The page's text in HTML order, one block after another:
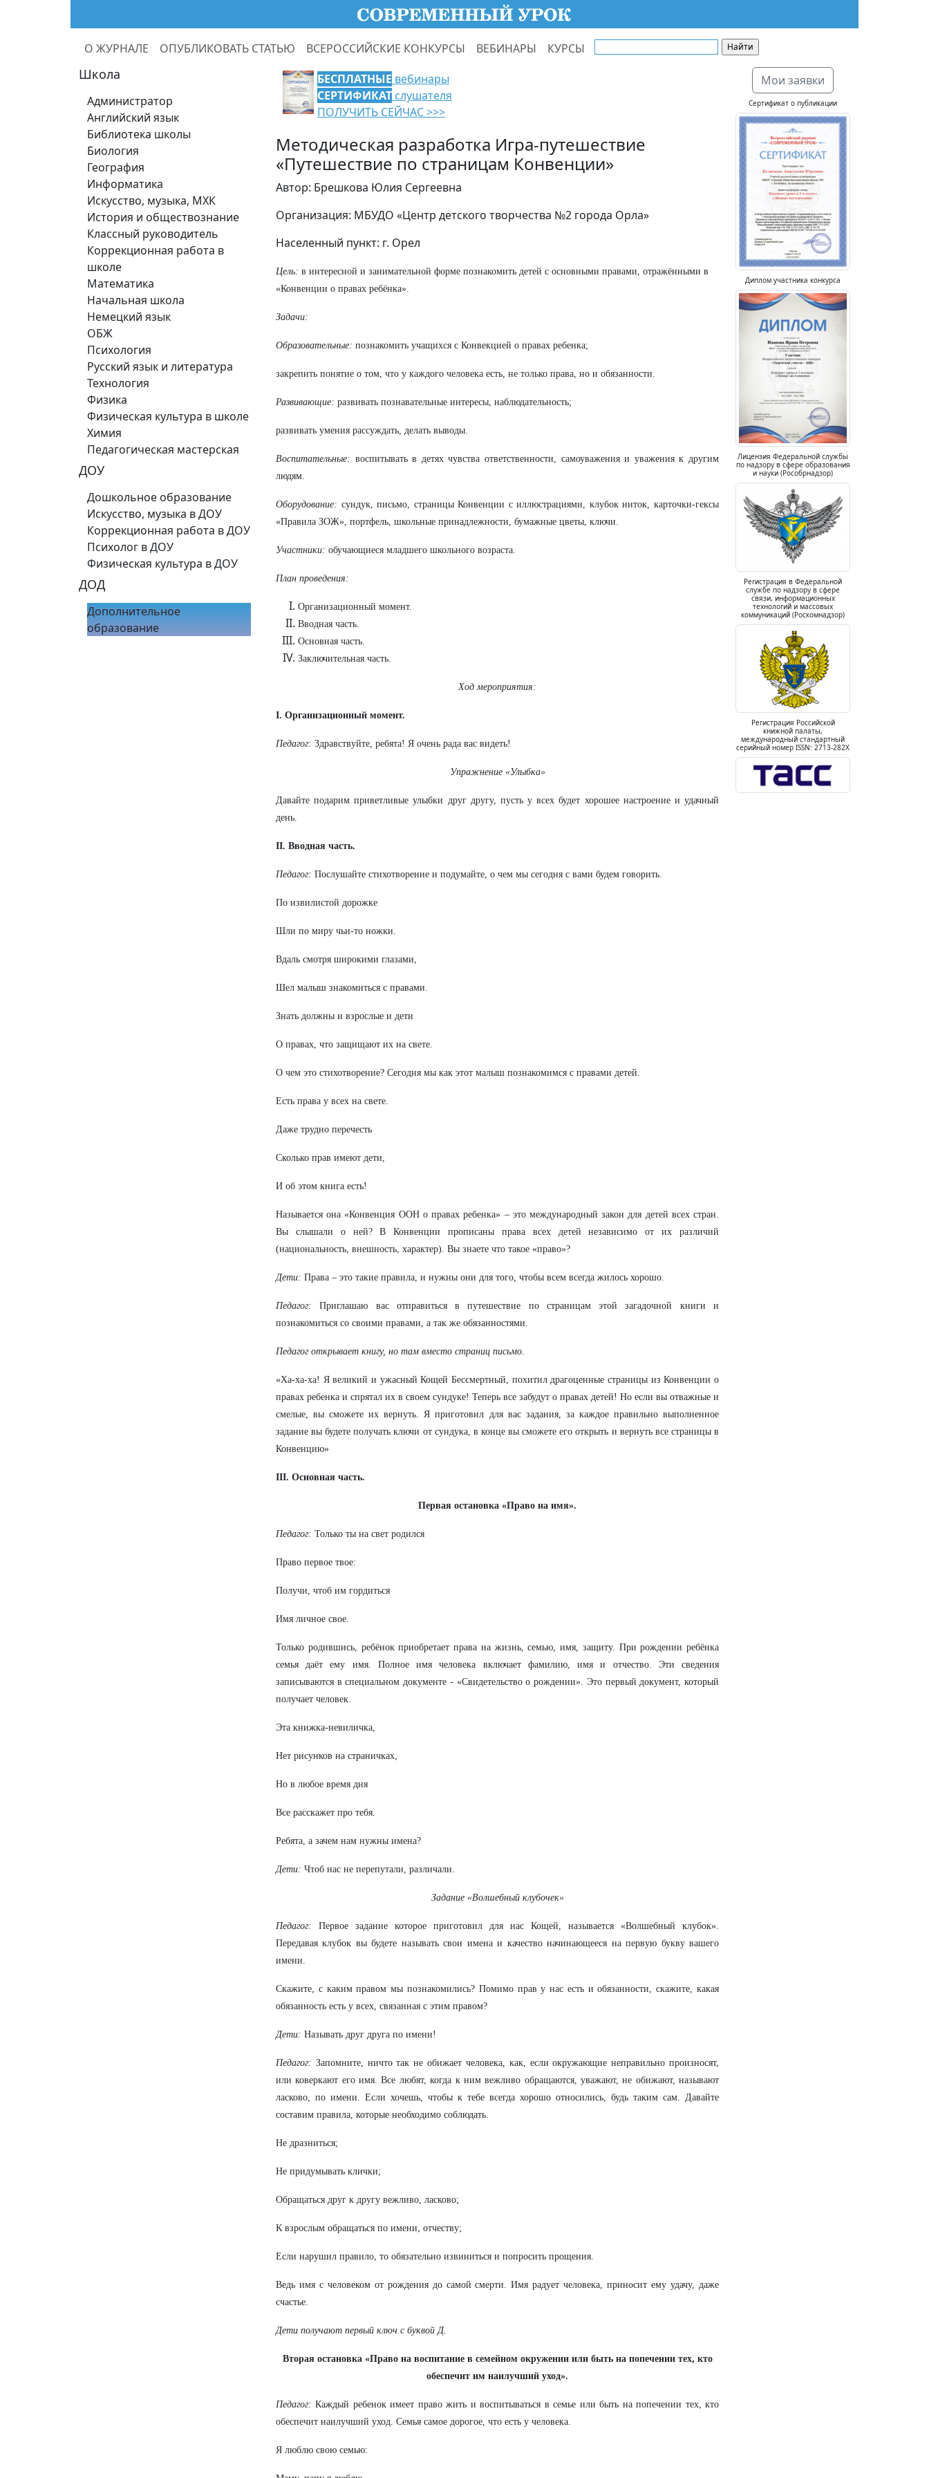
О ЖУРНАЛЕ ОПУБЛИКОВАТЬ СТАТЬЮ ВСЕРОССИЙСКИЕ КОНКУРСЫ ВЕБИНАРЫ КУРСЫ
Школа
Администратор
Английский язык
Библиотека школы
Биология
География
Информатика
Искусство, музыка, МХК
История и обществознание
Классный руководитель
Коррекционная работа в
школе
Математика
Начальная школа
Немецкий язык
ОБЖ
Психология
Русский язык и литература
Технология
Физика
Физическая культура в школе
Химия
Педагогическая мастерская
ДОУ
Дошкольное образование
Искусство, музыка в ДОУ
Коррекционная работа в ДОУ
Психолог в ДОУ
Физическая культура в ДОУ
ДОД
Дополнительное
образование
БЕСПЛАТНЫЕ вебинары
СЕРТИФИКАТ слушателя
ПОЛУЧИТЬ СЕЙЧАС >>>
Методическая разработка Игра-путешествие
«Путешествие по страницам Конвенции»
Автор: Брешкова Юлия Сергеевна
Организация: МБУДО «Центр детского творчества №2 города Орла»
Населенный пункт: г. Орел
Цель: в интересной и занимательной форме познакомить детей с основными правами, отражёнными в
«Конвенции о правах ребёнка».
Задачи:
Образовательные: познакомить учащихся с Конвекцией о правах ребенка;
закрепить понятие о том, что у каждого человека есть, не только права, но и обязанности.
Развивающие: развивать познавательные интересы, наблюдательность;
развивать умения рассуждать, делать выводы.
Воспитательные: воспитывать в детях чувства ответственности, самоуважения и уважения к другим
людям.
Оборудование: сундук, письмо, страницы Конвенции с иллюстрациями, клубок ниток, карточки-гексы
«Правила ЗОЖ», портфель, школьные принадлежности, бумажные цветы, ключи.
Участники: обучающиеся младшего школьного возраста.
План проведения:
Организационный момент.
Вводная часть.
Основная часть.
Заключительная часть.
Ход мероприятия:
I. Организационный момент.
Педагог: Здравствуйте, ребята! Я очень рада вас видеть!
Упражнение «Улыбка»
Давайте подарим приветливые улыбки друг другу, пусть у всех будет хорошее настроение и удачный
день.
II. Вводная часть.
Педагог: Послушайте стихотворение и подумайте, о чем мы сегодня с вами будем говорить.
По извилистой дорожке
Шли по миру чьи-то ножки.
Вдаль смотря широкими глазами,
Шел малыш знакомиться с правами.
Знать должны и взрослые и дети
О правах, что защищают их на свете.
О чем это стихотворение? Сегодня мы как этот малыш познакомимся с правами детей.
Есть права у всех на свете.
Даже трудно перечесть
Сколько прав имеют дети,
И об этом книга есть!
Называется она «Конвенция ООН о правах ребенка» – это международный закон для детей всех стран.
Вы слышали о ней? В Конвенции прописаны права всех детей независимо от их различий
(национальность, внешность, характер). Вы знаете что такое «право»?
Дети: Права – это такие правила, и нужны они для того, чтобы всем всегда жилось хорошо.
Педагог: Приглашаю вас отправиться в путешествие по страницам этой загадочной книги и
познакомиться со своими правами, а так же обязанностями.
Педагог открывает книгу, но там вместо страниц письмо.
«Ха-ха-ха! Я великий и ужасный Кощей Бессмертный, похитил драгоценные страницы из Конвенции о
правах ребенка и спрятал их в своем сундуке! Теперь все забудут о правах детей! Но если вы отважные и
смелые, вы сможете их вернуть. Я приготовил для вас задания, за каждое правильно выполненное
задание вы будете получать ключи от сундука, в конце вы сможете его открыть и вернуть все страницы в
Конвенцию»
III. Основная часть.
Первая остановка «Право на имя».
Педагог: Только ты на свет родился
Право первое твое:
Получи, чтоб им гордиться
Имя личное свое.
Только родившись, ребёнок приобретает права на жизнь, семью, имя, защиту. При рождении ребёнка
семья даёт ему имя. Полное имя человека включает фамилию, имя и отчество. Эти сведения
записываются в специальном документе - «Свидетельство о рождении». Это первый документ, который
получает человек.
Эта книжка-невиличка,
Нет рисунков на страничках,
Но в любое время дня
Все расскажет про тебя.
Ребята, а зачем нам нужны имена?
Дети: Чтоб нас не перепутали, различали.
Задание «Волшебный клубочек»
Педагог: Первое задание которое приготовил для нас Кощей, называется «Волшебный клубок».
Передавая клубок вы будете называть свои имена и качество начинающееся на первую букву вашего
имени.
Скажите, с каким правом мы познакомились? Помимо прав у нас есть и обязанности, скажите, какая
обязанность есть у всех, связанная с этим правом?
Дети: Называть друг друга по имени!
Педагог: Запомните, ничто так не обижает человека, как, если окружающие неправильно произносят,
или коверкают его имя. Все любят, когда к ним вежливо обращаются, уважают, не обижают, называют
ласково, по имени. Если хочешь, чтобы к тебе всегда хорошо относились, будь таким сам. Давайте
составим правила, которые необходимо соблюдать.
Не дразниться;
Не придумывать клички;
Обращаться друг к другу вежливо, ласково;
К взрослым обращаться по имени, отчеству;
Если нарушил правило, то обязательно извиниться и попросить прощения.
Ведь имя с человеком от рождения до самой смерти. Имя радует человека, приносит ему удачу, даже
счастье.
Дети получают первый ключ с буквой Д.
Вторая остановка «Право на воспитание в семейном окружении или быть на попечении тех, кто
обеспечит им наилучший уход».
Педагог: Каждый ребенок имеет право жить и воспитываться в семье или быть на попечении тех, кто
обеспечит наилучший уход. Семья самое дорогое, что есть у человека.
Я люблю свою семью:
Мои заявки
Сертификат о публикации
Диплом участника конкурса
Лицензия Федеральной службы
по надзору в сфере образования
и науки (Рособрнадзор)
Регистрация в Федеральной
службе по надзору в сфере
связи, информационных
технологий и массовых
коммуникаций (Роскомнадзор)
Регистрация Российской
книжной палаты,
международный стандартный
серийный номер ISSN: 2713-282X